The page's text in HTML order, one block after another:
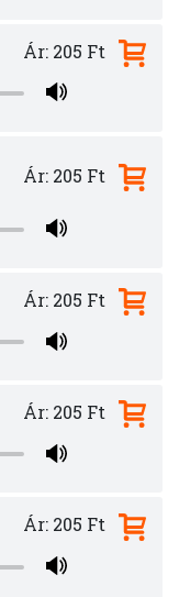
Ár: 205 Ft
Ár: 205 Ft
Ár: 205 Ft
Ár: 205 Ft
Ár: 205 Ft